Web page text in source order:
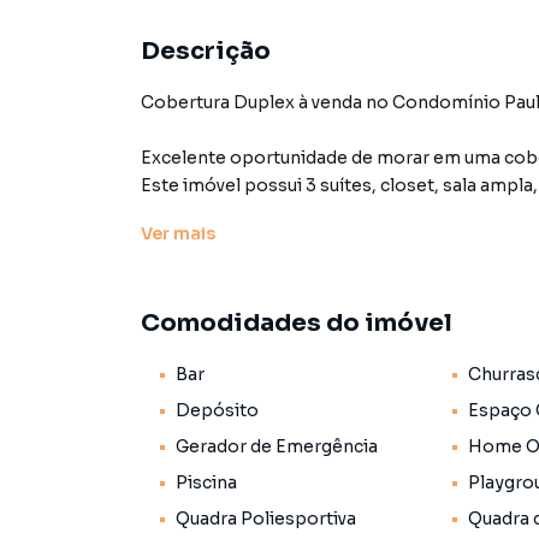
Descrição
Cobertura Duplex à venda no Condomínio
Excelente oportunidade de morar em uma
Este imóvel possui 3 suítes, closet, sala
e uma varanda gourmet com piscina privativa
O condomínio clube oferece 3 vagas de
salões de festas para todas as idades,
campo de society, quadra de tênis, beach
brinquedoteca, restaurante, mercadinho,
Localizado em uma região privilegiada, o
restaurantes, shoppings e ao transporte
Ver mais
Comodidades do imóvel
Bar
Depósito
Espaço
Gerador de Emergência
Home
Piscina
Quadra Poliesportiva
Quadra